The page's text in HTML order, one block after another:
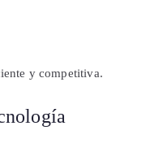
y competitiva.